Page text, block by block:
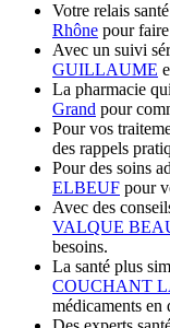
Votre relais
Rhône pour
Avec un suivi
GUILLAUME
La pharmacie
Grand pour
Pour vos
des rappels
Pour des soins
ELBEUF pour
Avec des
VALQUE
besoins.
La santé plus
COUCHANT
médicaments en